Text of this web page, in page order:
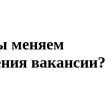
меняем
вакансии?